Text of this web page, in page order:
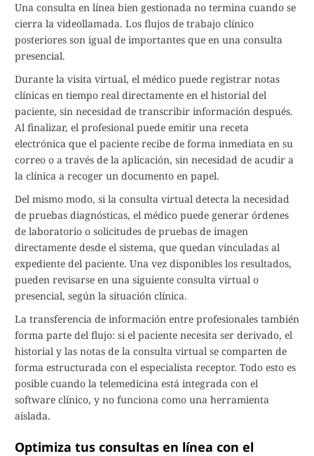
Una consulta en línea bien gestionada no termina cuando se
cierra la videollamada. Los flujos de trabajo clínico
posteriores son igual de importantes que en una consulta
presencial.
Durante la visita virtual, el médico puede registrar notas
clínicas en tiempo real directamente en el historial del
paciente, sin necesidad de transcribir información después.
Al finalizar, el profesional puede emitir una receta
electrónica que el paciente recibe de forma inmediata en su
correo o a través de la aplicación, sin necesidad de acudir a
la clínica a recoger un documento en papel.
Del mismo modo, si la consulta virtual detecta la necesidad
de pruebas diagnósticas, el médico puede generar órdenes
de laboratorio o solicitudes de pruebas de imagen
directamente desde el sistema, que quedan vinculadas al
expediente del paciente. Una vez disponibles los resultados,
pueden revisarse en una siguiente consulta virtual o
presencial, según la situación clínica.
La transferencia de información entre profesionales también
forma parte del flujo: si el paciente necesita ser derivado, el
historial y las notas de la consulta virtual se comparten de
forma estructurada con el especialista receptor. Todo esto es
posible cuando la telemedicina está integrada con el
software clínico, y no funciona como una herramienta
aislada.
Optimiza tus consultas en línea con el